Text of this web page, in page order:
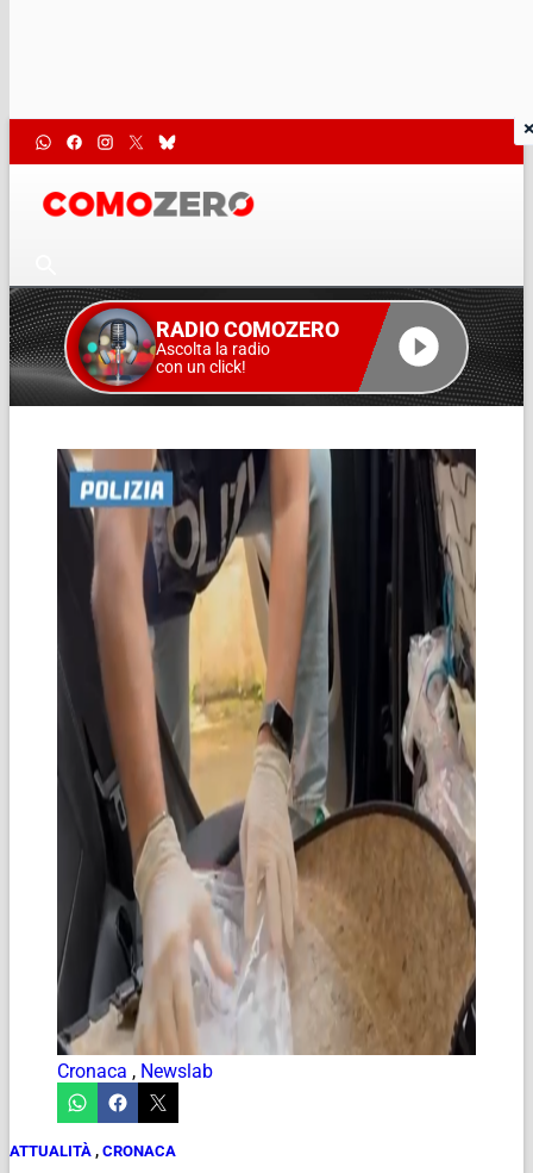
RADIO COMOZERO
Ascolta la radio
con un click!
Cronaca , Newslab
ATTUALITÀ , CRONACA